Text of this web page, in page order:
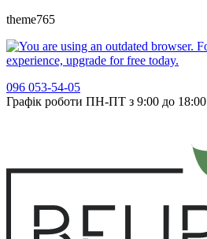
theme765
096 053-54-05
Графік роботи ПН-ПТ з 9:00 до 18:00